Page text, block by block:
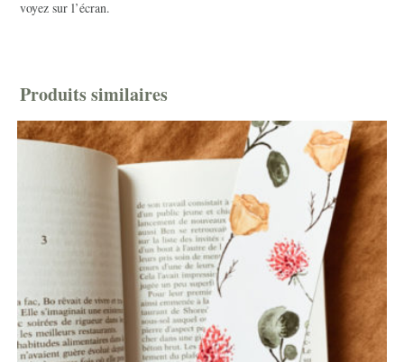
voyez sur l’écran.
Produits similaires